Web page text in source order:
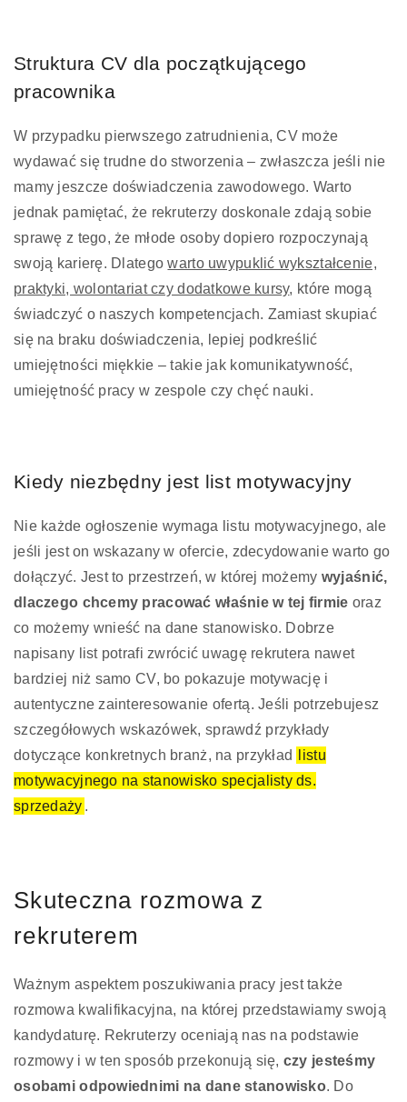
Struktura CV dla początkującego
pracownika
W przypadku pierwszego zatrudnienia, CV może
wydawać się trudne do stworzenia – zwłaszcza jeśli nie
mamy jeszcze doświadczenia zawodowego. Warto
jednak pamiętać, że rekruterzy doskonale zdają sobie
sprawę z tego, że młode osoby dopiero rozpoczynają
swoją karierę. Dlategowarto uwypuklić wykształcenie,
praktyki, wolontariat czy dodatkowe kursy, które mogą
świadczyć o naszych kompetencjach. Zamiast skupiać
się na braku doświadczenia, lepiej podkreślić
umiejętności miękkie – takie jak komunikatywność,
umiejętność pracy w zespole czy chęć nauki.
Kiedy niezbędny jest list motywacyjny
Nie każde ogłoszenie wymaga listu motywacyjnego, ale
jeśli jest on wskazany w ofercie, zdecydowanie warto go
dołączyć. Jest to przestrzeń, w której możemy wyjaśnić,
dlaczego chcemy pracować właśnie w tej firmie oraz
co możemy wnieść na dane stanowisko. Dobrze
napisany list potrafi zwrócić uwagę rekrutera nawet
bardziej niż samo CV, bo pokazuje motywację i
autentyczne zainteresowanie ofertą. Jeśli potrzebujesz
szczegółowych wskazówek, sprawdź przykłady
dotyczące konkretnych branż, na przykład
listu
motywacyjnego na stanowisko specjalisty ds.
sprzedaży .
Skuteczna rozmowa z
rekruterem
Ważnym aspektem poszukiwania pracy jest także
rozmowa kwalifikacyjna, na której przedstawiamy swoją
kandydaturę. Rekruterzy oceniają nas na podstawie
rozmowy i w ten sposób przekonują się, czy jesteśmy
osobami odpowiednimi na dane stanowisko. Do